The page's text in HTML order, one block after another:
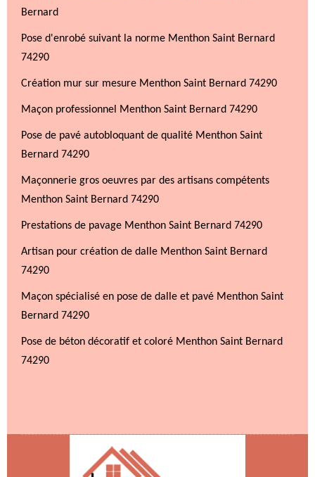
Bernard
Pose d'enrobé suivant la norme Menthon Saint Bernard
74290
Création mur sur mesure Menthon Saint Bernard 74290
Maçon professionnel Menthon Saint Bernard 74290
Pose de pavé autobloquant de qualité Menthon Saint
Bernard 74290
Maçonnerie gros oeuvres par des artisans compétents
Menthon Saint Bernard 74290
Prestations de pavage Menthon Saint Bernard 74290
Artisan pour création de dalle Menthon Saint Bernard
74290
Maçon spécialisé en pose de dalle et pavé Menthon Saint
Bernard 74290
Pose de béton décoratif et coloré Menthon Saint Bernard
74290